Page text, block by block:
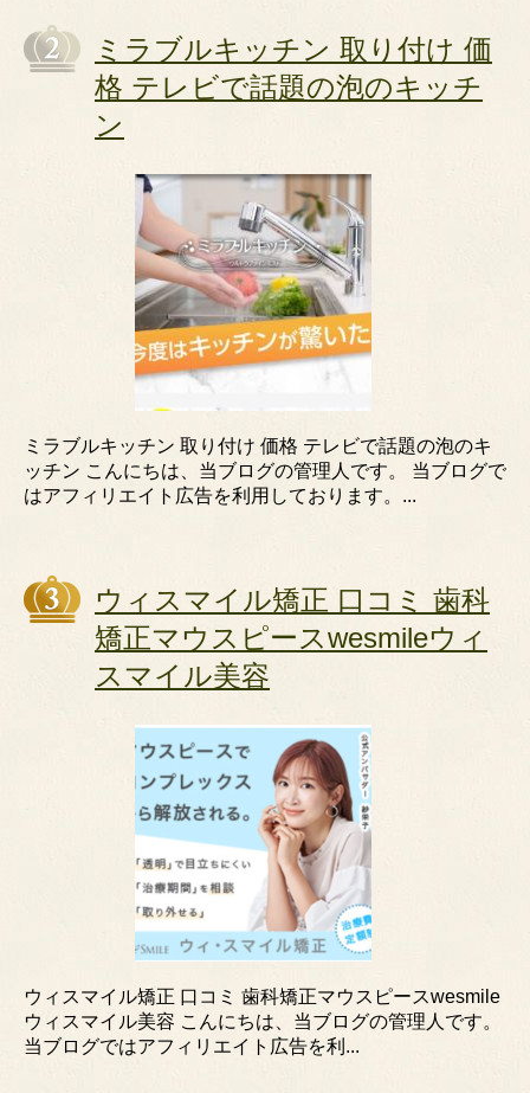
ミラブルキッチン 取り付け 価
格 テレビで話題の泡のキッチ
ン
ミラブルキッチン 取り付け 価格 テレビで話題の泡のキ
ッチン こんにちは、当ブログの管理人です。 当ブログで
はアフィリエイト広告を利用しております。...
ウィスマイル矯正 口コミ 歯科
矯正マウスピースwesmileウィ
スマイル美容
ウィスマイル矯正 口コミ 歯科矯正マウスピースwesmile
ウィスマイル美容 こんにちは、当ブログの管理人です。
当ブログではアフィリエイト広告を利...